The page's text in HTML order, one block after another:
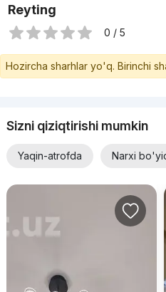
Reyting
0 / 5
Hozircha sharhlar yo'q. Birinchi
Sizni qiziqtirishi mumkin
Yaqin-atrofda Narxi